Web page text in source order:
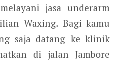
jasa underarm
Waxing. Bagi kamu
saja datang ke klinik
di jalan Jambore